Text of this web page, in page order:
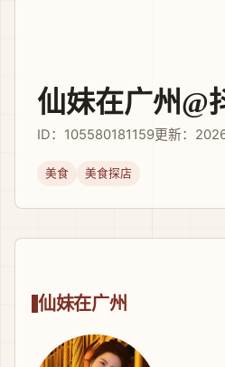
仙妹在广州@
ID：105580181159更新：
美食 美食探店
仙妹在广州